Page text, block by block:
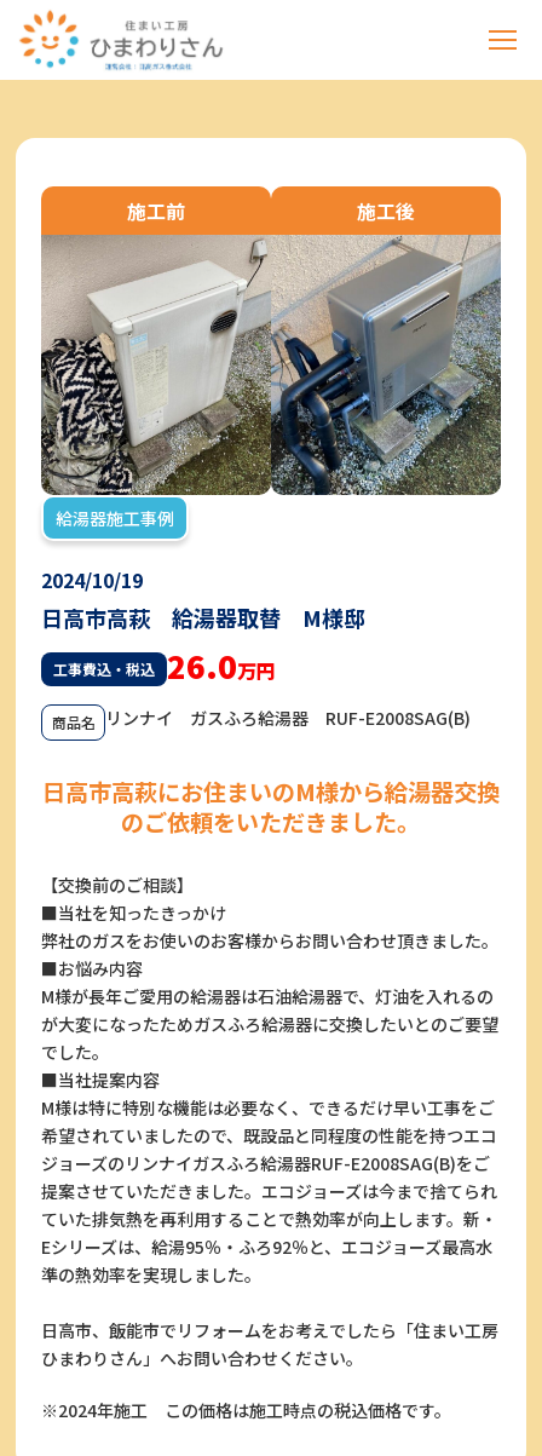
施工前 施工後
給湯器施工事例
2024/10/19
日高市高萩 給湯器取替 M様邸
工事費込・税込 26.0万円
商品名 リンナイ ガスふろ給湯器 RUF-E2008SAG(B)
日高市高萩にお住まいのM様から給湯器交換
のご依頼をいただきました。
【交換前のご相談】
■当社を知ったきっかけ
弊社のガスをお使いのお客様からお問い合わせ頂きました。
■お悩み内容
M様が長年ご愛用の給湯器は石油給湯器で、灯油を入れるの
が大変になったためガスふろ給湯器に交換したいとのご要望
でした。
■当社提案内容
M様は特に特別な機能は必要なく、できるだけ早い工事をご
希望されていましたので、既設品と同程度の性能を持つエコ
ジョーズのリンナイガスふろ給湯器RUF-E2008SAG(B)をご
提案させていただきました。エコジョーズは今まで捨てられ
ていた排気熱を再利用することで熱効率が向上します。新・
Eシリーズは、給湯95％・ふろ92％と、エコジョーズ最高水
準の熱効率を実現しました。
日高市、飯能市でリフォームをお考えでしたら「住まい工房
ひまわりさん」へお問い合わせください。
※2024年施工 この価格は施工時点の税込価格です。